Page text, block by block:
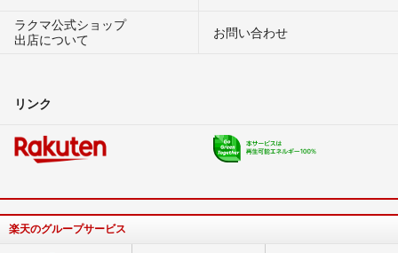
ラクマ公式ショップ
出店について
お問い合わせ
リンク
楽天のグループサービス